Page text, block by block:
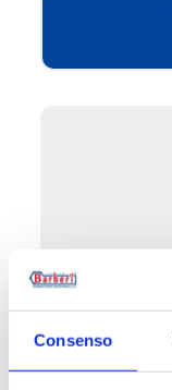
Consenso